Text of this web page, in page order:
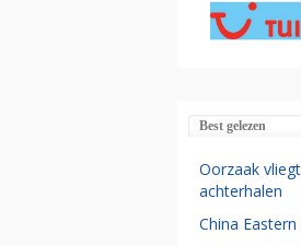
Best gelezen
Oorzaak
achterhalen
China